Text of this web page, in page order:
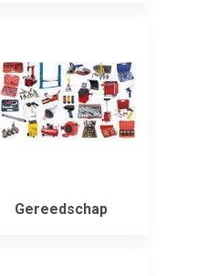
Gereedschap